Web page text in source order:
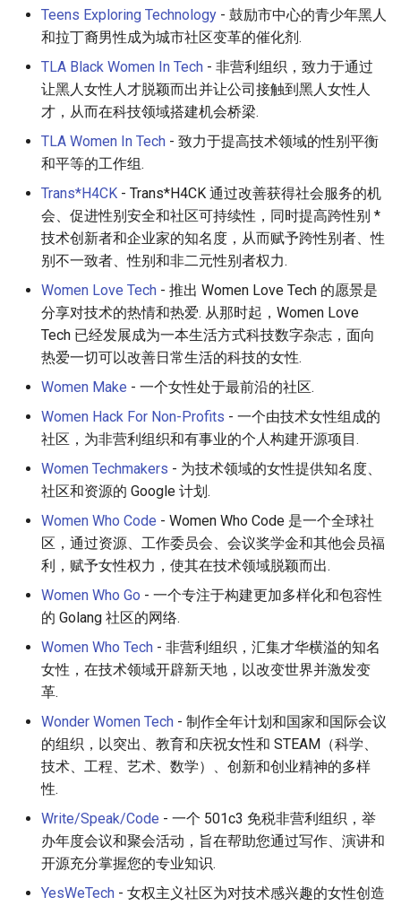
Teens Exploring Technology - 鼓励市中心的青少年黑人
和拉丁裔男性成为城市社区变革的催化剂.
TLA Black Women In Tech - 非营利组织，致力于通过
让黑人女性人才脱颖而出并让公司接触到黑人女性人
才，从而在科技领域搭建机会桥梁.
TLA Women In Tech - 致力于提高技术领域的性别平衡
和平等的工作组.
Trans*H4CK - Trans*H4CK 通过改善获得社会服务的机
会、促进性别安全和社区可持续性，同时提高跨性别 *
技术创新者和企业家的知名度，从而赋予跨性别者、性
别不一致者、性别和非二元性别者权力.
Women Love Tech - 推出 Women Love Tech 的愿景是
分享对技术的热情和热爱. 从那时起，Women Love
Tech 已经发展成为一本生活方式科技数字杂志，面向
热爱一切可以改善日常生活的科技的女性.
Women Make - 一个女性处于最前沿的社区.
Women Hack For Non-Profits - 一个由技术女性组成的
社区，为非营利组织和有事业的个人构建开源项目.
Women Techmakers - 为技术领域的女性提供知名度、
社区和资源的 Google 计划.
Women Who Code - Women Who Code 是一个全球社
区，通过资源、工作委员会、会议奖学金和其他会员福
利，赋予女性权力，使其在技术领域脱颖而出.
Women Who Go - 一个专注于构建更加多样化和包容性
的 Golang 社区的网络.
Women Who Tech - 非营利组织，汇集才华横溢的知名
女性，在技术领域开辟新天地，以改变世界并激发变
革.
Wonder Women Tech - 制作全年计划和国家和国际会议
的组织，以突出、教育和庆祝女性和 STEAM（科学、
技术、工程、艺术、数学）、创新和创业精神的多样
性.
Write/Speak/Code - 一个 501c3 免税非营利组织，举
办年度会议和聚会活动，旨在帮助您通过写作、演讲和
开源充分掌握您的专业知识.
YesWeTech - 女权主义社区为对技术感兴趣的女性创造